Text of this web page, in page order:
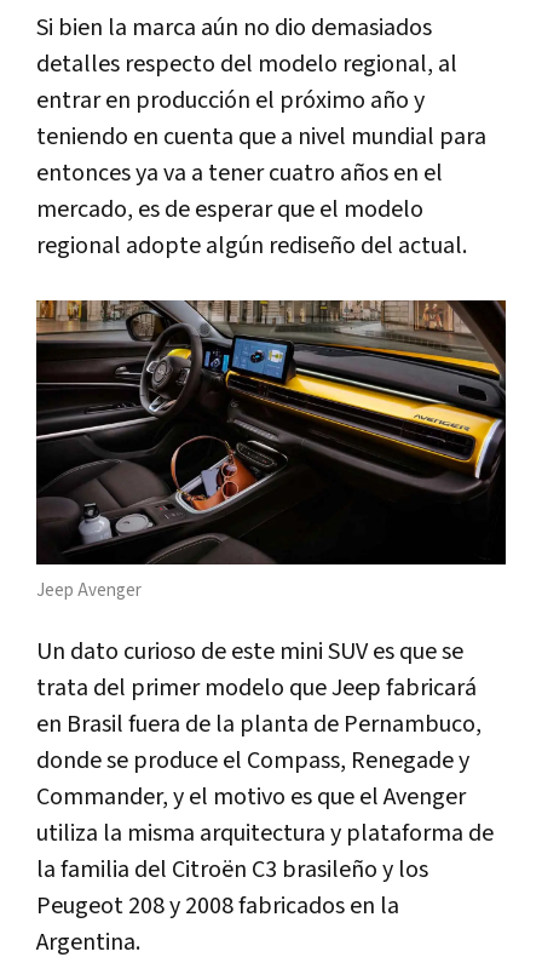
Si bien la marca aún no dio demasiados
detalles respecto del modelo regional, al
entrar en producción el próximo año y
teniendo en cuenta que a nivel mundial para
entonces ya va a tener cuatro años en el
mercado, es de esperar que el modelo
regional adopte algún rediseño del actual.
Jeep Avenger
Un dato curioso de este mini SUV es que se
trata del primer modelo que Jeep fabricará
en Brasil fuera de la planta de Pernambuco,
donde se produce el Compass, Renegade y
Commander, y el motivo es que el Avenger
utiliza la misma arquitectura y plataforma de
la familia del Citroën C3 brasileño y los
Peugeot 208 y 2008 fabricados en la
Argentina.